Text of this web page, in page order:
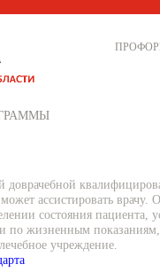
доврачебной
ассистировать врачу.
состояния пациента,
жизненным показаниям,
учреждение.